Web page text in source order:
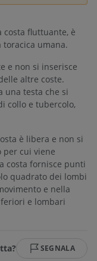
costa fluttuante, è
umana.
e non si inserisce
altre coste.
una testa che si
collo e tubercolo,
è libera e non si
cui viene
costa fornisce punti
quadrato dei lombi
e nella
e lombari
SEGNALA